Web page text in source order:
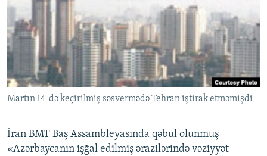
VIDEO
FOTOQALEREYA
İNFOQRAFIKA
KARIKATURA
RADIO ARXIV
OXU ZALI
AZƏRBAYCAN ƏDƏBIYYATI KITABXANASI
İSLAM VƏ DEMOKRATIYA
İZ - MƏDƏNIYYƏT PROQRAMI
HAQQIMIZDA
MISSIYAMIZ
PEŞƏ ETIKASI VƏ JURNALISTIKA STANDARTLARIMIZ
MATERIALLARIMIZDAN ISTIFADƏ
BIZIMLƏ ƏLAQƏ
BIZI IZLƏ
Martın 14-də keçirilmiş səsvermədə Tehran iştirak etməmişdi
İran BMT Baş Assambleyasında qəbul olunmuş
«Azərbaycanın işğal edilmiş ərazilərində vəziyyət